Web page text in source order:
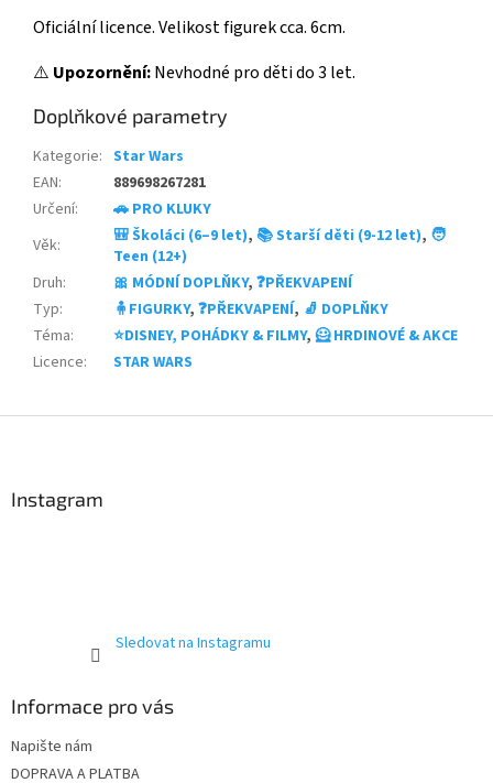
Oficiální licence. Velikost figurek cca. 6cm.
⚠️ Upozornění:Nevhodné pro děti do 3 let.
Doplňkové parametry
Kategorie: Star Wars
EAN:
889698267281
Určení:
🚗 PRO KLUKY
Věk: 🎒 Školáci (6–9 let), 📚 Starší děti (9-12 let), 🧑
Teen (12+)
Druh: 🎀 MÓDNÍ DOPLŇKY, ❓PŘEKVAPENÍ
Typ: 🧍FIGURKY, ❓PŘEKVAPENÍ, 🧦 DOPLŇKY
Téma: ⭐DISNEY, POHÁDKY & FILMY, 🦸 HRDINOVÉ & AKCE
Licence: STAR WARS
Instagram
Sledovat na Instagramu
Informace pro vás
Napište nám
DOPRAVA A PLATBA